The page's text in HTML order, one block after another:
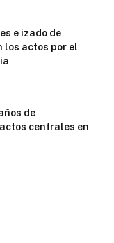
e izado de
los actos por el
de
centrales en